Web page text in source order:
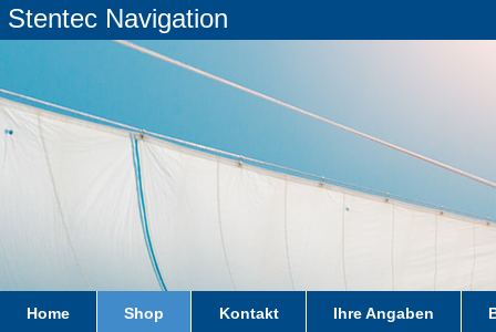
Stentec Navigation
Home Shop Kontakt Ihre Angaben